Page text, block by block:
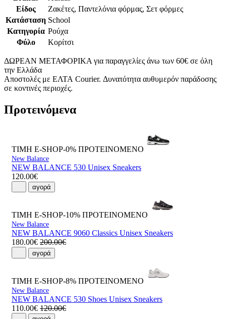
Είδος
Ζακέτες, Παντελόνια φόρμας, Σετ φόρμες
Κατάσταση School
Κατηγορία Ρούχα
Φύλο
Κορίτσι
ΔΩΡΕΑΝ ΜΕΤΑΦΟΡΙΚΑ για παραγγελίες άνω των 60€ σε όλη
την Ελλάδα
Αποστολές με ΕΛΤΑ Courier. Δυνατότητα αυθυμερόν παράδοσης
σε κοντινές περιοχές.
Προτεινόμενα
ΤΙΜΗ E-SHOP-0% ΠΡΟΤΕΙΝΟΜΕΝΟ
New Balance
NEW BALANCE 530 Unisex Sneakers
120.00€
αγορά
ΤΙΜΗ E-SHOP-10% ΠΡΟΤΕΙΝΟΜΕΝΟ
New Balance
NEW BALANCE 9060 Classics Unisex Sneakers
180.00€ 200.00€
αγορά
ΤΙΜΗ E-SHOP-8% ΠΡΟΤΕΙΝΟΜΕΝΟ
New Balance
NEW BALANCE 530 Shoes Unisex Sneakers
110.00€ 120.00€